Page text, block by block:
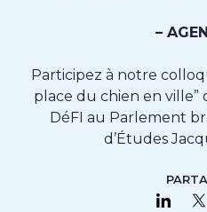
–
Participez à notre
place du chien en ville”
DéFI au Parlement
d’Études